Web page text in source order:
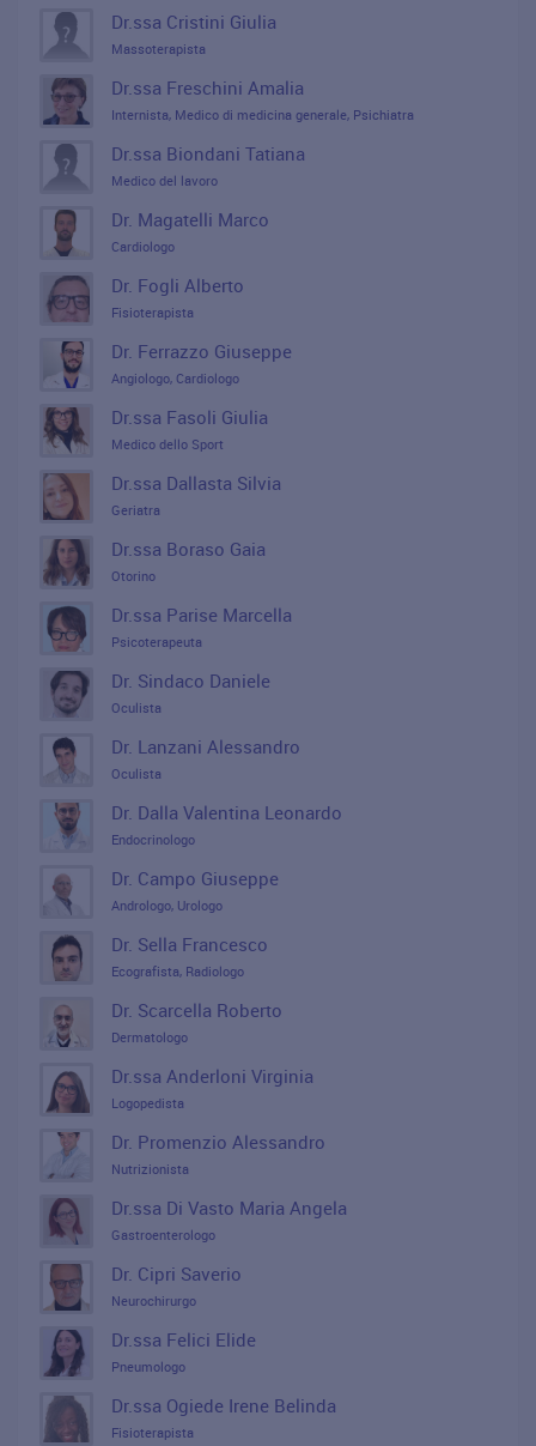
Dr.ssa Cristini Giulia
Massoterapista
Dr.ssa Freschini Amalia
Internista, Medico di medicina generale, Psichiatra
Dr.ssa Biondani Tatiana
Medico del lavoro
Dr. Magatelli Marco
Cardiologo
Dr. Fogli Alberto
Fisioterapista
Dr. Ferrazzo Giuseppe
Angiologo, Cardiologo
Dr.ssa Fasoli Giulia
Medico dello Sport
Dr.ssa Dallasta Silvia
Geriatra
Dr.ssa Boraso Gaia
Otorino
Dr.ssa Parise Marcella
Psicoterapeuta
Dr. Sindaco Daniele
Oculista
Dr. Lanzani Alessandro
Oculista
Dr. Dalla Valentina Leonardo
Endocrinologo
Dr. Campo Giuseppe
Andrologo, Urologo
Dr. Sella Francesco
Ecografista, Radiologo
Dr. Scarcella Roberto
Dermatologo
Dr.ssa Anderloni Virginia
Logopedista
Dr. Promenzio Alessandro
Nutrizionista
Dr.ssa Di Vasto Maria Angela
Gastroenterologo
Dr. Cipri Saverio
Neurochirurgo
Dr.ssa Felici Elide
Pneumologo
Dr.ssa Ogiede Irene Belinda
Fisioterapista